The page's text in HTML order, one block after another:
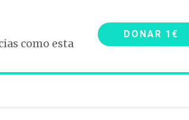
como esta
DONAR 1€